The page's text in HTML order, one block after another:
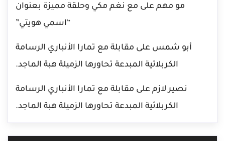
مو مهم على مع نغم مكي وحلقة مميزة بعنوان
“اسمي هويتي”
أبو شمس على مقابلة مع تمارا الأنباري الرسامة
الكربلائية المبدعة تحاورها الزميلة هبة الماجد.
نصير لازم على مقابلة مع تمارا الأنباري الرسامة
الكربلائية المبدعة تحاورها الزميلة هبة الماجد.